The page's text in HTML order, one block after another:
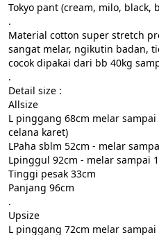
Tokyo pant (cream, milo, black,
.
Material cotton super stretch
sangat melar, ngikutin badan,
cocok dipakai dari bb 40kg
.
Detail size :
Allsize
L pinggang 68cm melar
celana karet)
LPaha sblm 52cm - melar
Lpinggul 92cm - melar sampai
Tinggi pesak 33cm
Panjang 96cm
.
Upsize
L pinggang 72cm melar sampai